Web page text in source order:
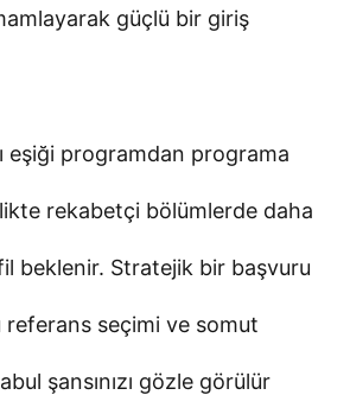
güçlü bir giriş
eşiği programdan programa
rekabetçi bölümlerde daha
beklenir. Stratejik bir başvuru
referans seçimi ve somut
şansınızı gözle görülür